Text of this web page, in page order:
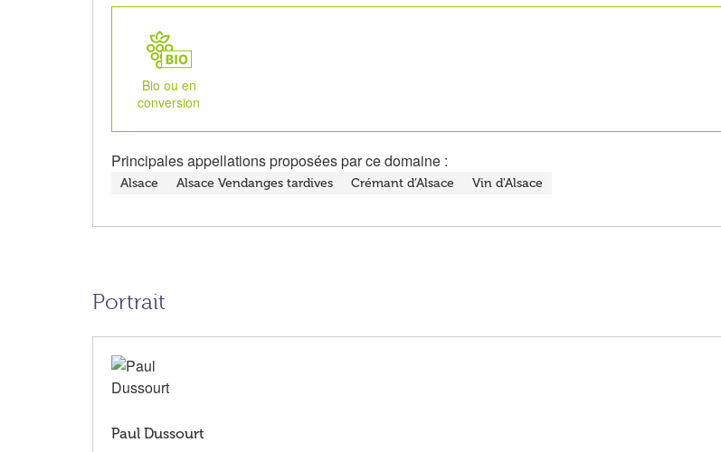
Bio ou en
conversion
Principales appellations proposées par ce domaine :
Alsace Alsace Vendanges tardives Crémant d’Alsace Vin d'Alsace
Portrait
Paul Dussourt